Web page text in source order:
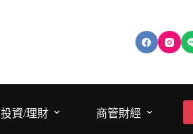
投資/理財 商管財經